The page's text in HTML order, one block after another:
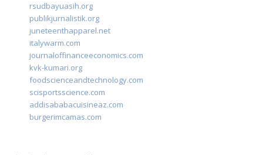
rsudbayuasih.org
publikjurnalistik.org
juneteenthapparel.net
italywarm.com
journaloffinanceeconomics.com
kvk-kumari.org
foodscienceandtechnology.com
scisportsscience.com
addisababacuisineaz.com
burgerimcamas.com